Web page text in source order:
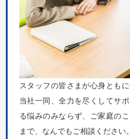
スタッフの皆さまが心身とも
当社一同、全力を尽くしてサ
る悩みのみならず、ご家庭の
まで、なんでもご相談ください。